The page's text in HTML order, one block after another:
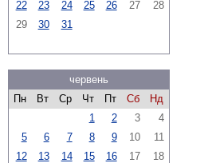
22
23 24 25 26 27
28
29
30 31
червень
Пн
Вт Ср Чт Пт Сб
Нд
1
2 3
4
5
6 7 8 9 10
11
12
13 14 15 16 17
18